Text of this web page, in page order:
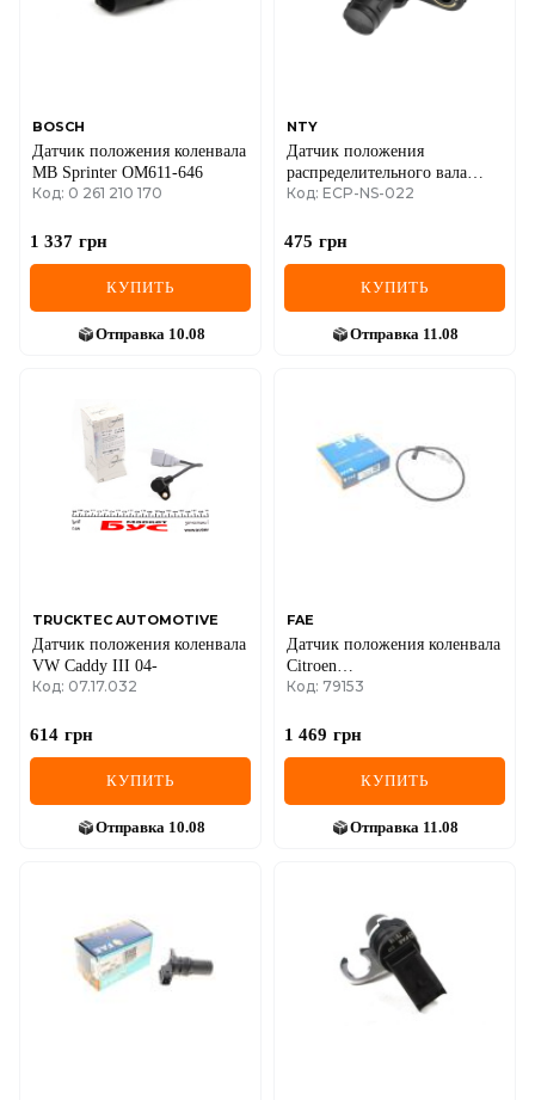
JAGUAR
LANCIA
LEXUS
LINCOLN
MERCEDES-BENZ
MINI
NISSAN
OPEL
POLESTAR
RENAULT
BOSCH
Датчик положения коленвала
MB Sprinter OM611-646
Код: 0 261 210 170
1 337 грн
КУПИТЬ
Отправка 10.08
NTY
Датчик положения
распределительного вала
Renault Kangoo + Nissan
Код: ECP-NS-022
475 грн
КУПИТЬ
Отправка 11.08
TRUCKTEC AUTOMOTIVE
Датчик положения коленвала
VW Caddy III 04-
Код: 07.17.032
614 грн
КУПИТЬ
Отправка 10.08
FAE
Датчик положения коленвала
Citroen
Berlingo/Jumper/Peugeot Boxer
Код: 79153
1 469 грн
КУПИТЬ
Отправка 11.08